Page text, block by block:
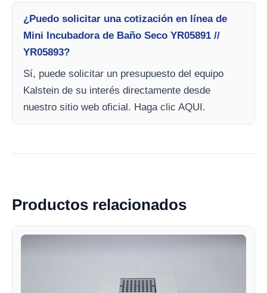
¿Puedo solicitar una cotización en línea de
Mini Incubadora de Baño Seco YR05891 //
YR05893?
Sí, puede solicitar un presupuesto del equipo
Kalstein de su interés directamente desde
nuestro sitio web oficial. Haga clic AQUI.
Productos relacionados